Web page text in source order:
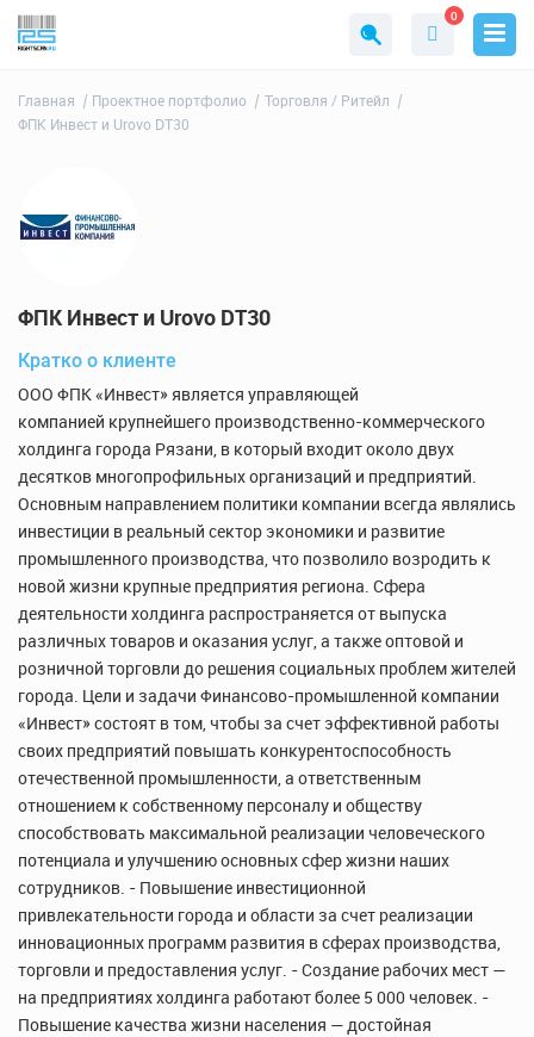
0
Главная Проектное портфолио
Торговля / Ритейл
ФПК Инвест и Urovo DT30
ФПК Инвест и Urovo DT30
Кратко о клиенте
ООО ФПК «Инвест» является управляющей
компанией крупнейшего производственно-коммерческого
холдинга города Рязани, в который входит около двух
десятков многопрофильных организаций и предприятий.
Основным направлением политики компании всегда являлись
инвестиции в реальный сектор экономики и развитие
промышленного производства, что позволило возродить к
новой жизни крупные предприятия региона. Сфера
деятельности холдинга распространяется от выпуска
различных товаров и оказания услуг, а также оптовой и
розничной торговли до решения социальных проблем жителей
города. Цели и задачи Финансово-промышленной компании
«Инвест» состоят в том, чтобы за счет эффективной работы
своих предприятий повышать конкурентоспособность
отечественной промышленности, а ответственным
отношением к собственному персоналу и обществу
способствовать максимальной реализации человеческого
потенциала и улучшению основных сфер жизни наших
сотрудников. - Повышение инвестиционной
привлекательности города и области за счет реализации
инновационных программ развития в сферах производства,
торговли и предоставления услуг. - Создание рабочих мест —
на предприятиях холдинга работают более 5 000 человек. -
Повышение качества жизни населения — достойная